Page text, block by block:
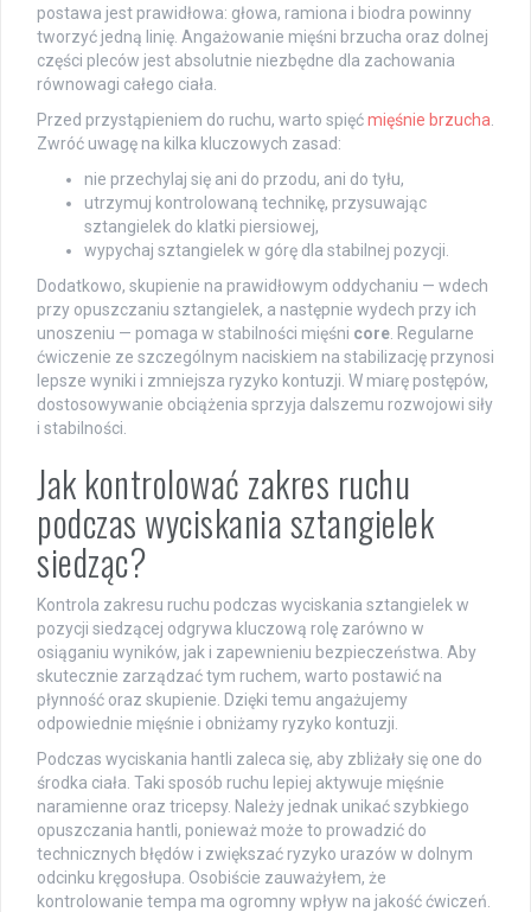
postawa jest prawidłowa: głowa, ramiona i biodra powinny
tworzyć jedną linię. Angażowanie mięśni brzucha oraz dolnej
części pleców jest absolutnie niezbędne dla zachowania
równowagi całego ciała.
Przed przystąpieniem do ruchu, warto spięćmięśnie brzucha
Zwróć uwagę na kilka kluczowych zasad:
nie przechylaj się ani do przodu, ani do tyłu,
utrzymuj kontrolowaną technikę, przysuwając
sztangielek do klatki piersiowej,
wypychaj sztangielek w górę dla stabilnej pozycji.
Dodatkowo, skupienie na prawidłowym oddychaniu — wdech
przy opuszczaniu sztangielek, a następnie wydech przy ich
unoszeniu — pomaga w stabilności mięśni core . Regularne
ćwiczenie ze szczególnym naciskiem na stabilizację przynosi
lepsze wyniki i zmniejsza ryzyko kontuzji. W miarę postępów,
dostosowywanie obciążenia sprzyja dalszemu rozwojowi siły
i stabilności.
Jak kontrolować zakres ruchu
podczas wyciskania sztangielek
siedząc?
Kontrola zakresu ruchu podczas wyciskania sztangielek w
pozycji siedzącej odgrywa kluczową rolę zarówno w
osiąganiu wyników, jak i zapewnieniu bezpieczeństwa. Aby
skutecznie zarządzać tym ruchem, warto postawić na
płynność oraz skupienie. Dzięki temu angażujemy
odpowiednie mięśnie i obniżamy ryzyko kontuzji.
Podczas wyciskania hantli zaleca się, aby zbliżały się one do
środka ciała. Taki sposób ruchu lepiej aktywuje mięśnie
naramienne oraz tricepsy. Należy jednak unikać szybkiego
opuszczania hantli, ponieważ może to prowadzić do
technicznych błędów i zwiększać ryzyko urazów w dolnym
odcinku kręgosłupa. Osobiście zauważyłem, że
kontrolowanie tempa ma ogromny wpływ na jakość ćwiczeń.